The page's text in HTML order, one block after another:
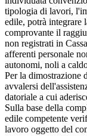
tipologia di lavori,
edile, potrà integrare
comprovante il
non registrati in
afferenti personale
autonomi, noli a
Per la dimostrazione
avvalersi
datoriale a cui
Sulla base della
edile competente
lavoro oggetto del